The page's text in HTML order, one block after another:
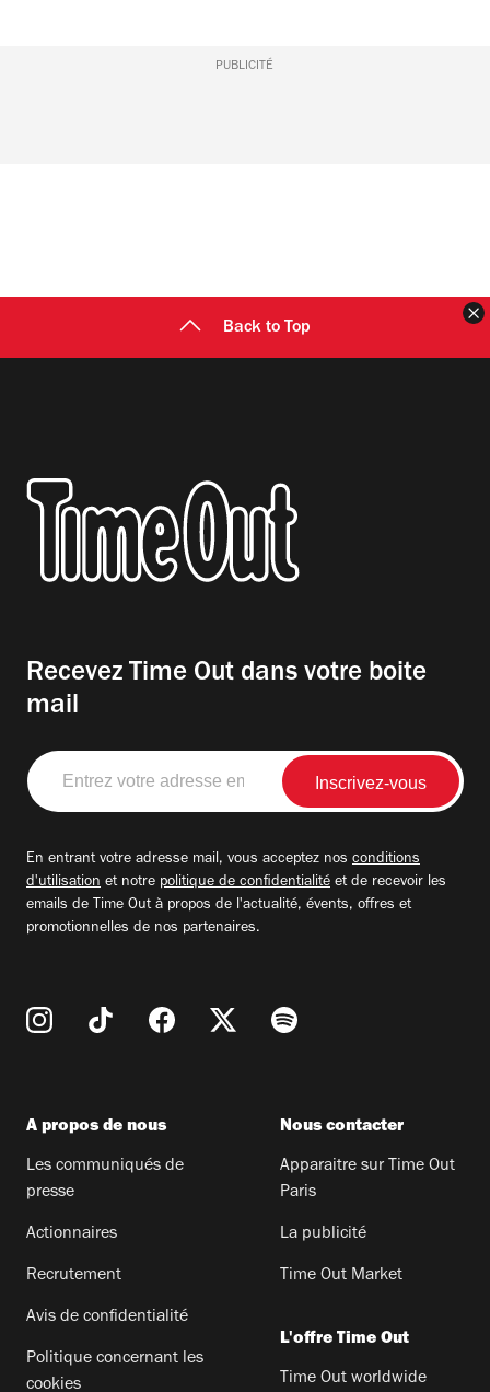
PUBLICITÉ
Back to Top
Recevez Time Out dans votre boite
mail
Entrez
votre
adresse
En entrant votre adresse mail, vous acceptez nos conditions
d'utilisation et notre politique de confidentialité et de recevoir les
emails de Time Out à propos de l'actualité, évents, offres et
promotionnelles de nos partenaires.
A propos de nous
Les communiqués de
presse
Actionnaires
Recrutement
Avis de confidentialité
Politique concernant les
cookies
Nous contacter
Apparaitre sur Time Out
Paris
La publicité
Time Out Market
L'offre Time Out
Time Out worldwide